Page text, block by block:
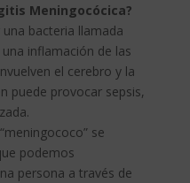
Meningocócica?
bacteria llamada
inflamación de las
el cerebro y la
puede provocar sepsis,
se
podemos
persona a través de